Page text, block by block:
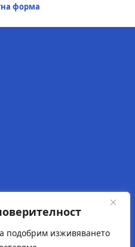
подобрим изживяването
форма